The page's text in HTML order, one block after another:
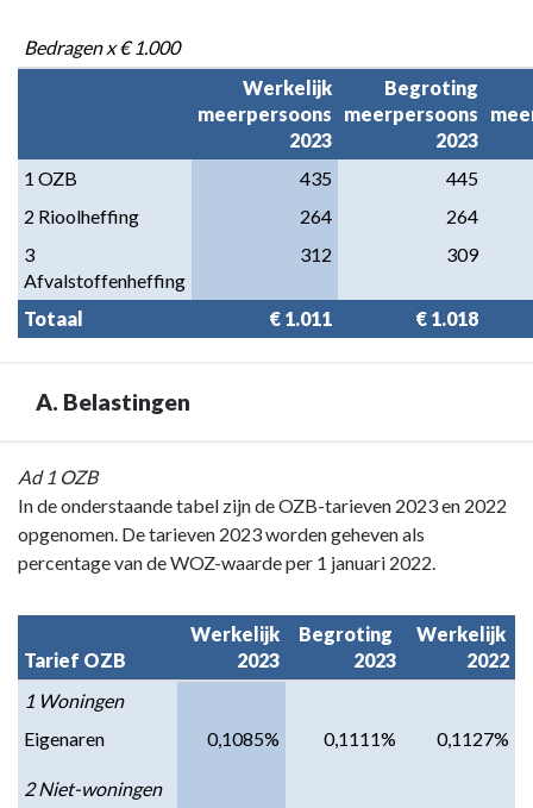
lastendruk
Bedragen x € 1.000
Werkelijk
meerpersoons
2023
Begroting
meerpersoons
2023
1 OZB 435
445
2 Rioolheffing
264
264
3
Afvalstoffenheffing
312 309
Totaal € 1.011 € 1.018
A. Belastingen
Terug
naar
navigatie
heffingen
Ad 1 OZB
In de onderstaande tabel zijn de OZB-tarieven 2023 en 2022
opgenomen. De tarieven 2023 worden geheven als
percentage van de WOZ-waarde per 1 januari 2022.
Tarief OZB
Werkelijk
2023
Begroting
2023
Werkelijk
2022
1 Woningen
Eigenaren
0,1085% 0,1111% 0,1127%
2 Niet-woningen